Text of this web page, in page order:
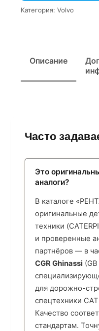
Категория: Volvo
Описание
Часто
Это
аналоги?
В каталоге
оригинальные
техники
и проверенные
партнёров — в
CGR Ghinassi
для дорожно-
спецтехники
Качество
стандартам.